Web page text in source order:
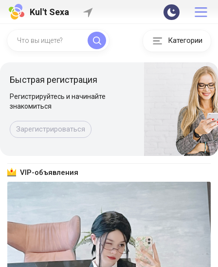
Kul't Sexa
Категории
Быстрая регистрация
Регистрируйтесь и начинайте
знакомиться
Зарегистрироваться
VIP-объявления